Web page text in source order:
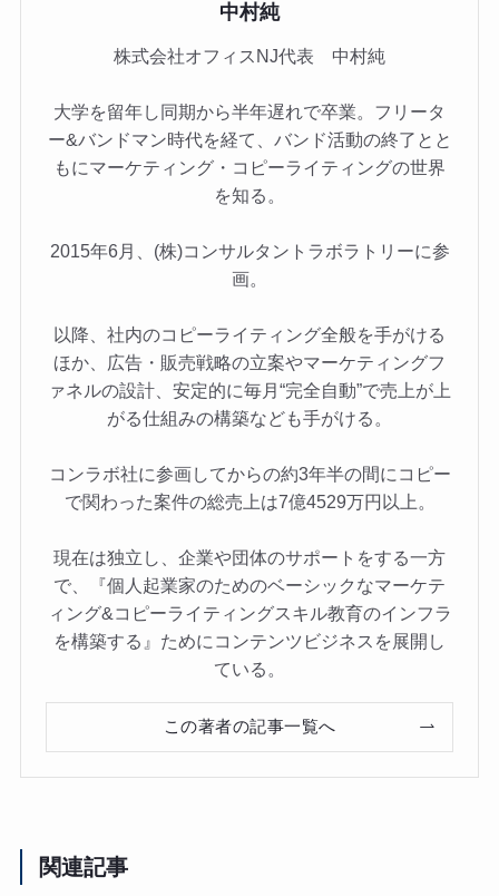
中村純
株式会社オフィスNJ代表 中村純
大学を留年し同期から半年遅れで卒業。フリータ
ー&バンドマン時代を経て、バンド活動の終了とと
もにマーケティング・コピーライティングの世界
を知る。
2015年6月、(株)コンサルタントラボラトリーに参
画。
以降、社内のコピーライティング全般を手がける
ほか、広告・販売戦略の立案やマーケティングフ
ァネルの設計、安定的に毎月“完全自動”で売上が上
がる仕組みの構築なども手がける。
コンラボ社に参画してからの約3年半の間にコピー
で関わった案件の総売上は7億4529万円以上。
現在は独立し、企業や団体のサポートをする一方
で、『個人起業家のためのベーシックなマーケテ
ィング&コピーライティングスキル教育のインフラ
を構築する』ためにコンテンツビジネスを展開し
ている。
この著者の記事一覧へ
関連記事